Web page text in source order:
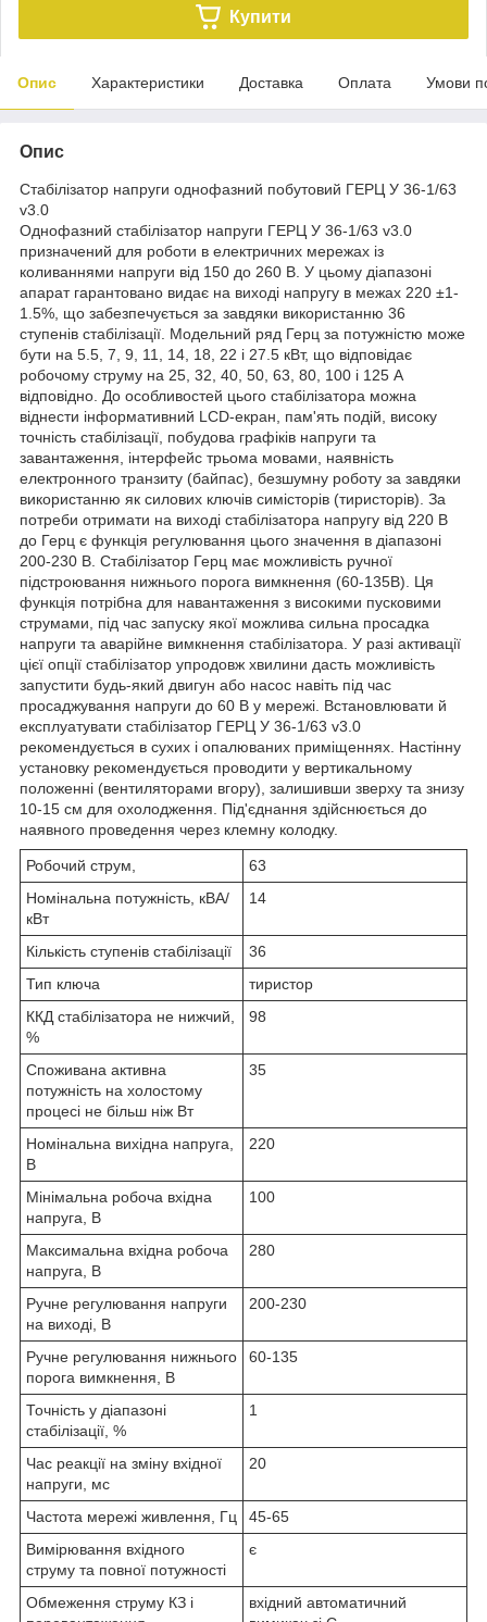
Купити
Опис Характеристики Доставка Оплата Умови
Опис
Стабілізатор напруги однофазний побутовий ГЕРЦ У 36-1/63
v3.0
Однофазний стабілізатор напруги ГЕРЦ У 36-1/63 v3.0
призначений для роботи в електричних мережах із
коливаннями напруги від 150 до 260 В. У цьому діапазоні
апарат гарантовано видає на виході напругу в межах 220 ±1-
1.5%, що забезпечується за завдяки використанню 36
ступенів стабілізації. Модельний ряд Герц за потужністю може
бути на 5.5, 7, 9, 11, 14, 18, 22 і 27.5 кВт, що відповідає
робочому струму на 25, 32, 40, 50, 63, 80, 100 і 125 А
відповідно. До особливостей цього стабілізатора можна
віднести інформативний LCD-екран, пам'ять подій, високу
точність стабілізації, побудова графіків напруги та
завантаження, інтерфейс трьома мовами, наявність
електронного транзиту (байпас), безшумну роботу за завдяки
використанню як силових ключів симісторів (тиристорів). За
потреби отримати на виході стабілізатора напругу від 220 В
до Герц є функція регулювання цього значення в діапазоні
200-230 В. Стабілізатор Герц має можливість ручної
підстроювання нижнього порога вимкнення (60-135В). Ця
функція потрібна для навантаження з високими пусковими
струмами, під час запуску якої можлива сильна просадка
напруги та аварійне вимкнення стабілізатора. У разі активації
цієї опції стабілізатор упродовж хвилини дасть можливість
запустити будь-який двигун або насос навіть під час
просаджування напруги до 60 В у мережі. Встановлювати й
експлуатувати стабілізатор ГЕРЦ У 36-1/63 v3.0
рекомендується в сухих і опалюваних приміщеннях. Настінну
установку рекомендується проводити у вертикальному
положенні (вентиляторами вгору), залишивши зверху та знизу
10-15 см для охолодження. Під'єднання здійснюється до
наявного проведення через клемну колодку.
Робочий струм,
63
Номінальна потужність, кВА/
кВт
14
Кількість ступенів стабілізації
36
Тип ключа
тиристор
ККД стабілізатора не нижчий,
%
98
Споживана активна
потужність на холостому
процесі не більш ніж Вт
35
Номінальна вихідна напруга,
В
220
Мінімальна робоча вхідна
напруга, В
100
Максимальна вхідна робоча
напруга, В
280
Ручне регулювання напруги
на виході, В
200-230
Ручне регулювання нижнього
порога вимкнення, В
60-135
Точність у діапазоні
стабілізації, %
1
Час реакції на зміну вхідної
напруги, мс
20
Частота мережі живлення, Гц
45-65
Вимірювання вхідного
струму та повної потужності
є
Обмеження струму КЗ і
вхідний автоматичний